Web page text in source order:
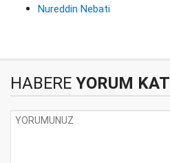
Nureddin Nebati
HABERE YORUM KAT